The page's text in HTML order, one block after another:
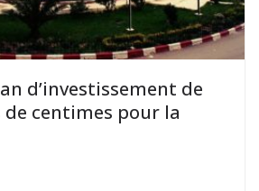
d’investissement de
centimes pour la